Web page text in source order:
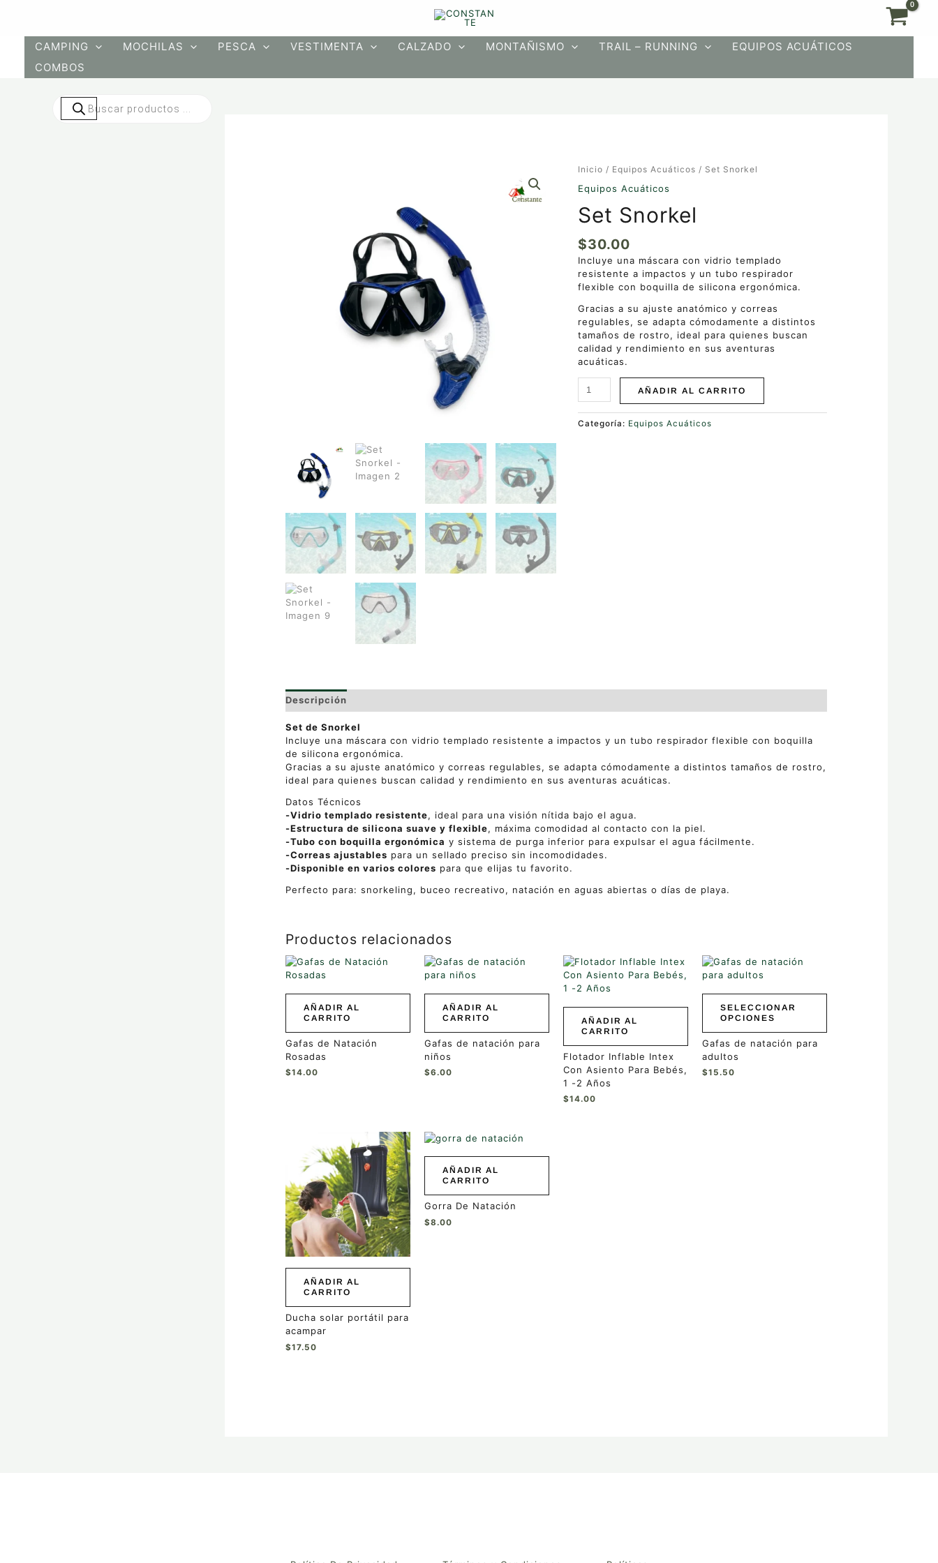
CAMPING MOCHILAS PESCA VESTIMENTA CALZADO MONTAÑISMO TRAIL – RUNNING
EQUIPOS ACUÁTICOS
COMBOS
Búsqueda
productos
Inicio / Equipos Acuáticos / Set Snorkel
Equipos Acuáticos
Set Snorkel
$30.00
Incluye una máscara con vidrio templado
resistente a impactos y un tubo respirador
flexible con boquilla de silicona ergonómica.
Gracias a su ajuste anatómico y correas
regulables, se adapta cómodamente a distintos
tamaños de rostro, ideal para quienes buscan
calidad y rendimiento en sus aventuras
acuáticas.
Set
cantidad
AÑADIR AL CARRITO
Categoría: Equipos Acuáticos
Descripción
Set de Snorkel
Incluye una máscara con vidrio templado resistente a impactos y un tubo respirador flexible con boquilla
de silicona ergonómica.
Gracias a su ajuste anatómico y correas regulables, se adapta cómodamente a distintos tamaños de rostro,
ideal para quienes buscan calidad y rendimiento en sus aventuras acuáticas.
Datos Técnicos
-Vidrio templado resistente, ideal para una visión nítida bajo el agua.
-Estructura de silicona suave y flexible, máxima comodidad al contacto con la piel.
-Tubo con boquilla ergonómica y sistema de purga inferior para expulsar el agua fácilmente.
-Correas ajustables para un sellado preciso sin incomodidades.
-Disponible en varios colores para que elijas tu favorito.
Perfecto para: snorkeling, buceo recreativo, natación en aguas abiertas o días de playa.
Productos relacionados
AÑADIR AL
CARRITO
Gafas de Natación
Rosadas
$14.00
AÑADIR AL
CARRITO
Gafas de natación para
niños
$6.00
AÑADIR AL
CARRITO
Flotador Inflable Intex
Con Asiento Para Bebés,
1 -2 Años
$14.00
SELECCIONAR
OPCIONES
Este
producto
variantes.
opciones
se
pueden
Gafas de natación para
adultos
$15.50
AÑADIR AL
CARRITO
Ducha solar portátil para
acampar
$17.50
AÑADIR AL
CARRITO
Gorra De Natación
$8.00